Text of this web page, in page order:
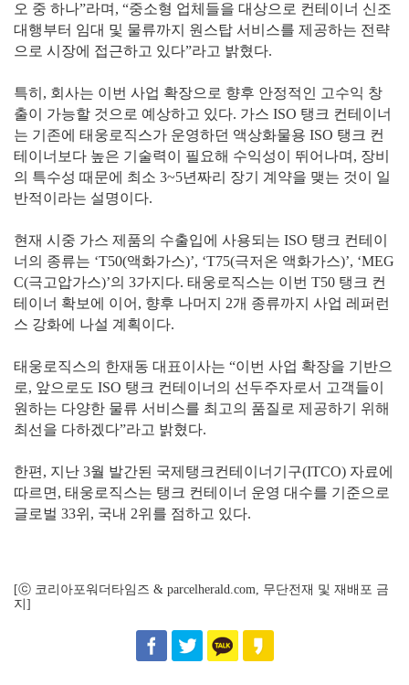
오 중 하나”라며, “중소형 업체들을 대상으로 컨테이너 신조
대행부터 임대 및 물류까지 원스탑 서비스를 제공하는 전략
으로 시장에 접근하고 있다”라고 밝혔다.
특히, 회사는 이번 사업 확장으로 향후 안정적인 고수익 창
출이 가능할 것으로 예상하고 있다. 가스 ISO 탱크 컨테이너
는 기존에 태웅로직스가 운영하던 액상화물용 ISO 탱크 컨
테이너보다 높은 기술력이 필요해 수익성이 뛰어나며, 장비
의 특수성 때문에 최소 3~5년짜리 장기 계약을 맺는 것이 일
반적이라는 설명이다.
현재 시중 가스 제품의 수출입에 사용되는 ISO 탱크 컨테이
너의 종류는 ‘T50(액화가스)’, ‘T75(극저온 액화가스)’, ‘MEG
C(극고압가스)’의 3가지다. 태웅로직스는 이번 T50 탱크 컨
테이너 확보에 이어, 향후 나머지 2개 종류까지 사업 레퍼런
스 강화에 나설 계획이다.
태웅로직스의 한재동 대표이사는 “이번 사업 확장을 기반으
로, 앞으로도 ISO 탱크 컨테이너의 선두주자로서 고객들이
원하는 다양한 물류 서비스를 최고의 품질로 제공하기 위해
최선을 다하겠다”라고 밝혔다.
한편, 지난 3월 발간된 국제탱크컨테이너기구(ITCO) 자료에
따르면, 태웅로직스는 탱크 컨테이너 운영 대수를 기준으로
글로벌 33위, 국내 2위를 점하고 있다.
[ⓒ 코리아포워더타임즈 & parcelherald.com, 무단전재 및 재배포 금
지]